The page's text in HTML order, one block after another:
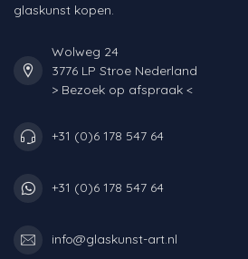
glaskunst kopen.
Wolweg 24
3776 LP Stroe Nederland
> Bezoek op afspraak <
+31 (0)6 178 547 64
+31 (0)6 178 547 64
info@glaskunst-art.nl